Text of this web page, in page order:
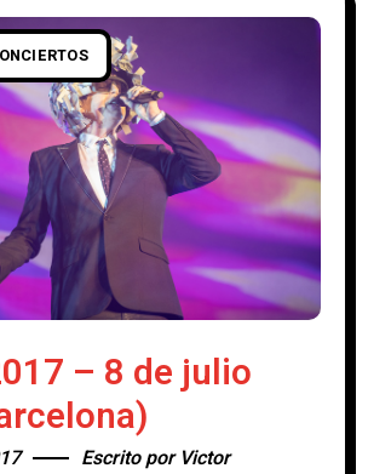
– 8 de julio
Escrito por Victor